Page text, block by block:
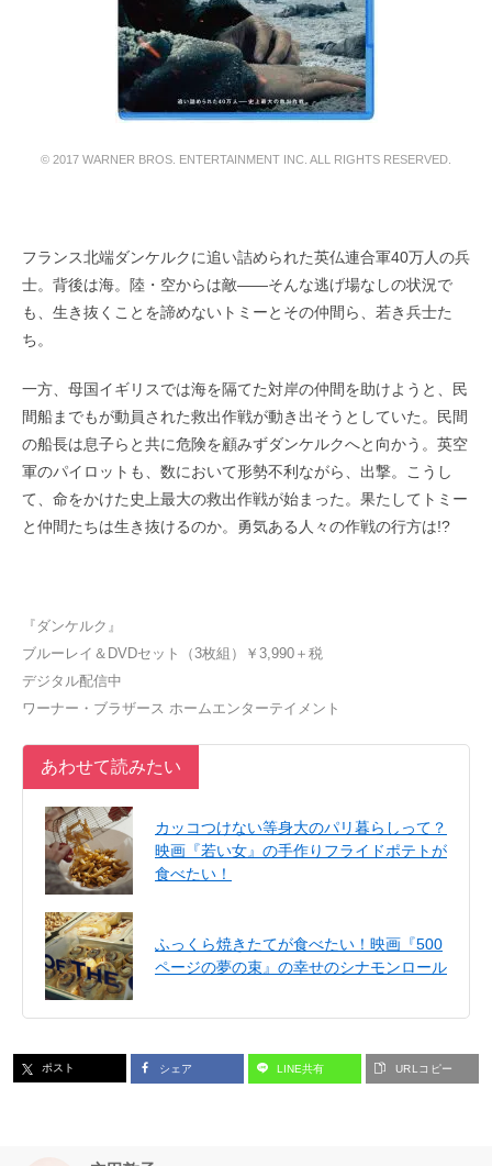
© 2017 WARNER BROS. ENTERTAINMENT INC. ALL RIGHTS RESERVED.
フランス北端ダンケルクに追い詰められた英仏連合軍40万人の兵
士。背後は海。陸・空からは敵――そんな逃げ場なしの状況で
も、生き抜くことを諦めないトミーとその仲間ら、若き兵士た
ち。
一方、母国イギリスでは海を隔てた対岸の仲間を助けようと、民
間船までもが動員された救出作戦が動き出そうとしていた。民間
の船長は息子らと共に危険を顧みずダンケルクへと向かう。英空
軍のパイロットも、数において形勢不利ながら、出撃。こうし
て、命をかけた史上最大の救出作戦が始まった。果たしてトミー
と仲間たちは生き抜けるのか。勇気ある人々の作戦の行方は!?
『ダンケルク』
ブルーレイ＆DVDセット（3枚組）￥3,990＋税
デジタル配信中
ワーナー・ブラザース ホームエンターテイメント
あわせて読みたい
カッコつけない等身大のパリ暮らしって？
映画『若い女』の手作りフライドポテトが
食べたい！
ふっくら焼きたてが食べたい！映画『500
ページの夢の束』の幸せのシナモンロール
ポスト シェア LINE共有 URLコピー